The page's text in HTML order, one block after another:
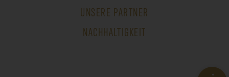
UNSERE PARTNER
NACHHALTIGKEIT